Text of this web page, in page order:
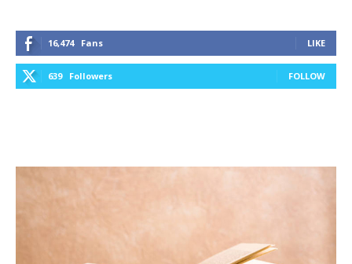
16,474 Fans LIKE
639 Followers FOLLOW